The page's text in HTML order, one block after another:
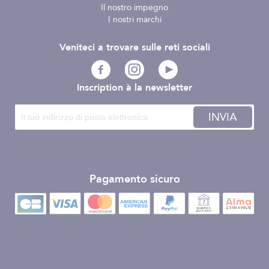
Il nostro impegno
I nostri marchi
Inscription à la newsletter
INVIA
Pagamento sicuro
Veniteci a trovare sulle reti sociali